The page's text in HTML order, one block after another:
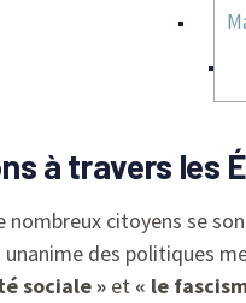
à travers les
nombreux citoyens se
des politiques
sociale » et « le